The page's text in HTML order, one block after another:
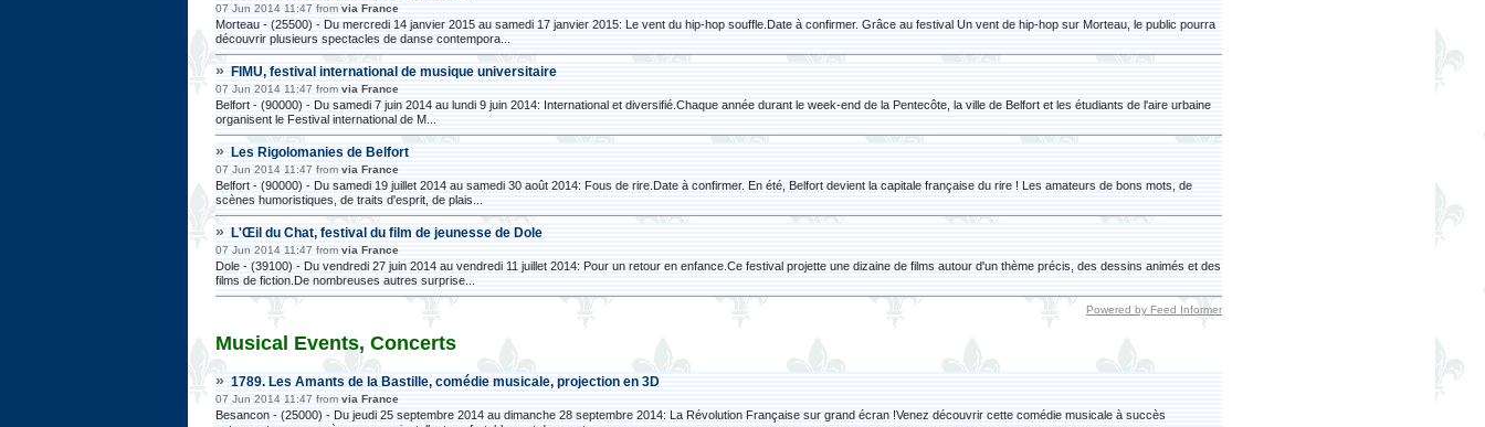
07 Jun 2014 11:47 from via France
Morteau - (25500) - Du mercredi 14 janvier 2015 au samedi 17 janvier 2015: Le vent du hip-hop souffle.Date à confirmer. Grâce au festival Un vent de hip-hop sur Morteau, le public pourra
découvrir plusieurs spectacles de danse contempora...
» FIMU, festival international de musique universitaire
07 Jun 2014 11:47 from via France
Belfort - (90000) - Du samedi 7 juin 2014 au lundi 9 juin 2014: International et diversifié.Chaque année durant le week-end de la Pentecôte, la ville de Belfort et les étudiants de l'aire urbaine
organisent le Festival international de M...
» Les Rigolomanies de Belfort
07 Jun 2014 11:47 from via France
Belfort - (90000) - Du samedi 19 juillet 2014 au samedi 30 août 2014: Fous de rire.Date à confirmer. En été, Belfort devient la capitale française du rire ! Les amateurs de bons mots, de
scènes humoristiques, de traits d'esprit, de plais...
» L'Œil du Chat, festival du film de jeunesse de Dole
07 Jun 2014 11:47 from via France
Dole - (39100) - Du vendredi 27 juin 2014 au vendredi 11 juillet 2014: Pour un retour en enfance.Ce festival projette une dizaine de films autour d'un thème précis, des dessins animés et des
films de fiction.De nombreuses autres surprise...
Powered by Feed Informer
Musical Events, Concerts
» 1789. Les Amants de la Bastille, comédie musicale, projection en 3D
07 Jun 2014 11:47 from via France
Besancon - (25000) - Du jeudi 25 septembre 2014 au dimanche 28 septembre 2014: La Révolution Française sur grand écran !Venez découvrir cette comédie musicale à succès